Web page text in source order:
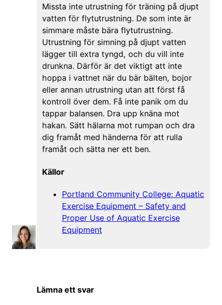
Missta inte utrustning för träning på djupt
vatten för flytutrustning. De som inte är
simmare måste bära flytutrustning.
Utrustning för simning på djupt vatten
lägger till extra tyngd, och du vill inte
drunkna. Därför är det viktigt att inte
hoppa i vattnet när du bär bälten, bojor
eller annan utrustning utan att först få
kontroll över dem. Få inte panik om du
tappar balansen. Dra upp knäna mot
hakan. Sätt hälarna mot rumpan och dra
dig framåt med händerna för att rulla
framåt och sätta ner ett ben.
Källor
Portland Community College: Aquatic
Exercise Equipment – Safety and
Proper Use of Aquatic Exercise
Equipment
Lämna ett svar